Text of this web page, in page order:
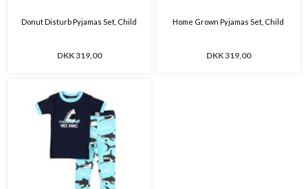
Donut Disturb Pyjamas Set, Child
DKK 319,00
Home Grown Pyjamas Set, Child
DKK 319,00